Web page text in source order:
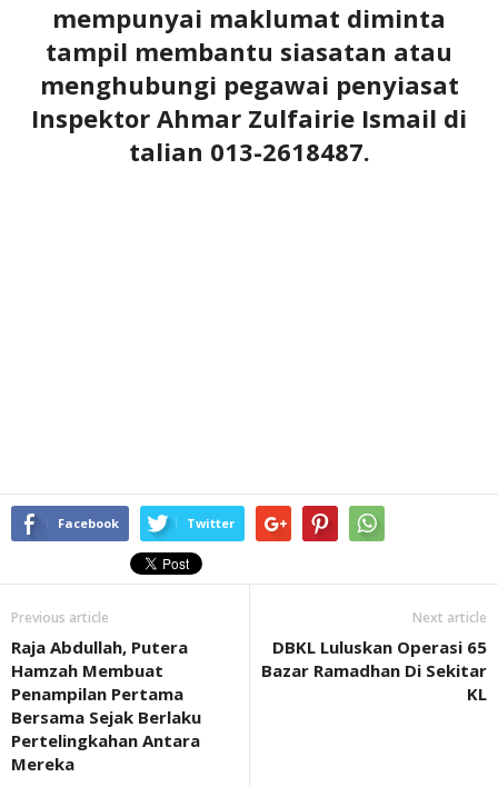
mempunyai maklumat diminta
tampil membantu siasatan atau
menghubungi pegawai penyiasat
Inspektor Ahmar Zulfairie Ismail di
talian 013-2618487.
Facebook Twitter
Previous article
Raja Abdullah, Putera
Hamzah Membuat
Penampilan Pertama
Bersama Sejak Berlaku
Pertelingkahan Antara
Mereka
Next article
DBKL Luluskan Operasi 65
Bazar Ramadhan Di Sekitar
KL